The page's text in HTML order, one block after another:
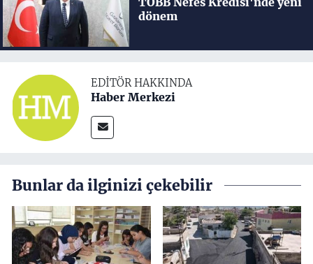
dönem
EDITÖR HAKKINDA
Haber Merkezi
Bunlar da ilginizi çekebilir